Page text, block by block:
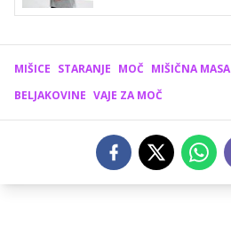
MIŠICE STARANJE MOČ MIŠIČNA MASA
BELJAKOVINE VAJE ZA MOČ